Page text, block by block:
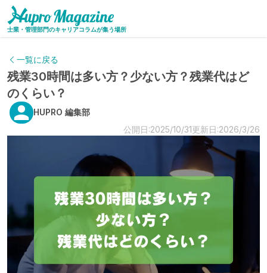
士業・管理部門のキャリアコラムが集う場所
一覧に戻る
残業30時間は多い方？少ない方？残業代はど
のくらい？
HUPRO 編集部
公開日:2025/10/31更新日:2026/3/26